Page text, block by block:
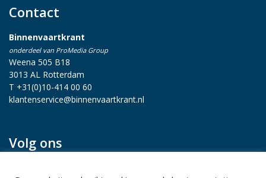
Contact
Binnenvaartkrant
onderdeel van ProMedia Group
Weena 505 B18
3013 AL Rotterdam
T +31(0)10-414 00 60
klantenservice@binnenvaartkrant.nl
Volg ons